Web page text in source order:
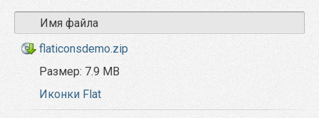
Имя файла
flaticonsdemo.zip
Размер: 7.9 MB
Иконки Flat